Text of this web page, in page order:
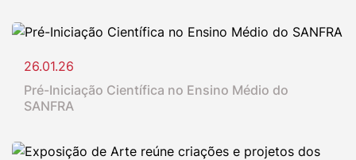
26.01.26
Pré-Iniciação Científica no Ensino Médio do
SANFRA